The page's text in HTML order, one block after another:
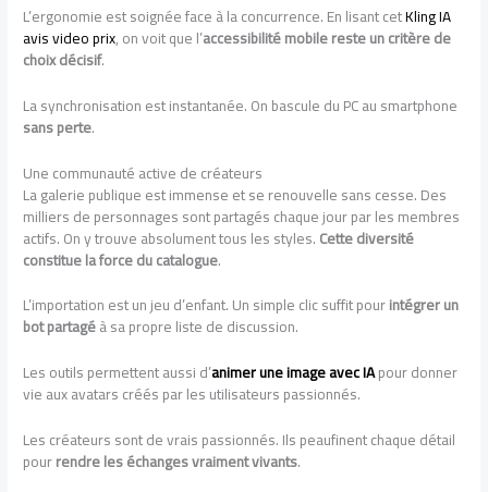
L’ergonomie est soignée face à la concurrence. En lisant cetKling IA
avis video prix, on voit que l’accessibilité mobile reste un critère de
choix décisif.
La synchronisation est instantanée. On bascule du PC au smartphone
sans perte.
Une communauté active de créateurs
La galerie publique est immense et se renouvelle sans cesse. Des
milliers de personnages sont partagés chaque jour par les membres
actifs. On y trouve absolument tous les styles.Cette diversité
constitue la force du catalogue.
L’importation est un jeu d’enfant. Un simple clic suffit pourintégrer un
bot partagéà sa propre liste de discussion.
Les outils permettent aussi d’animer une image avec IApour donner
vie aux avatars créés par les utilisateurs passionnés.
Les créateurs sont de vrais passionnés. Ils peaufinent chaque détail
pourrendre les échanges vraiment vivants.